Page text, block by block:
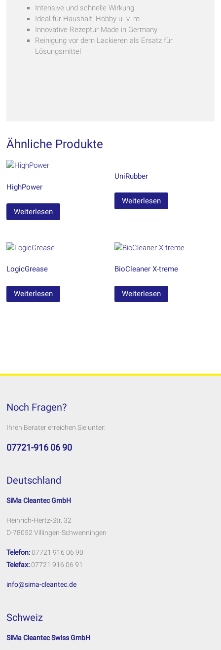
Intensive und schnelle Wirkung
Ideal für Haushalt, Hobby u. v. m.
Innovative Rezeptur Made in Germany
Reinigung vor dem Lackieren als Ersatz für
Lösungsmittel
Ähnliche Produkte
HighPower
Weiterlesen
UniRubber
Weiterlesen
LogicGrease
Weiterlesen
BioCleaner X-treme
Weiterlesen
Noch Fragen?
Ihren Berater erreichen Sie unter:
07721-916 06 90
Deutschland
SiMa Cleantec GmbH
Heinrich-Hertz-Str. 32
D-78052 Villingen-Schwenningen
Telefon: 07721 916 06 90
Telefax: 07721 916 06 91
info@sima-cleantec.de
Schweiz
SiMa Cleantec Swiss GmbH